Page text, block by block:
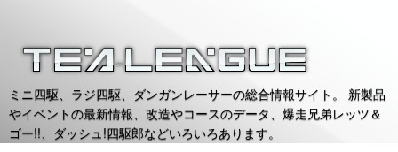
ミニ四駆、ラジ四駆、ダンガンレーサーの総合情報サイト。 新製品
やイベントの最新情報、改造やコースのデータ、爆走兄弟レッツ＆
ゴー!!、ダッシュ!四駆郎などいろいろあります。